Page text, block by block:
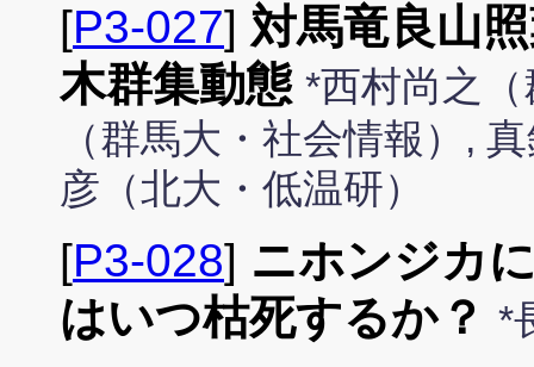
[P3-027] 対馬竜良山
木群集動態 *西村尚之
（群馬大・社会情報）,
彦（北大・低温研）
[P3-028] ニホンジカ
はいつ枯死するか？ *